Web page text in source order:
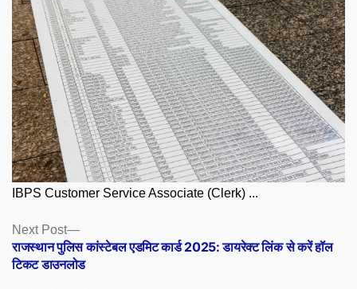
IBPS Customer Service Associate (Clerk) ...
Posts
navigation
Next Post
Next
post:
राजस्थान पुलिस कांस्टेबल एडमिट कार्ड 2025: डायरेक्ट लिंक से करें हॉल
टिकट डाउनलोड